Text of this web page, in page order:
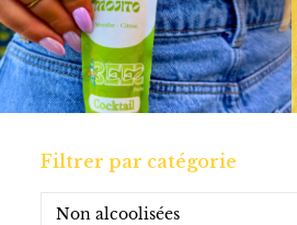
Filtrer par catégorie
Non alcoolisées